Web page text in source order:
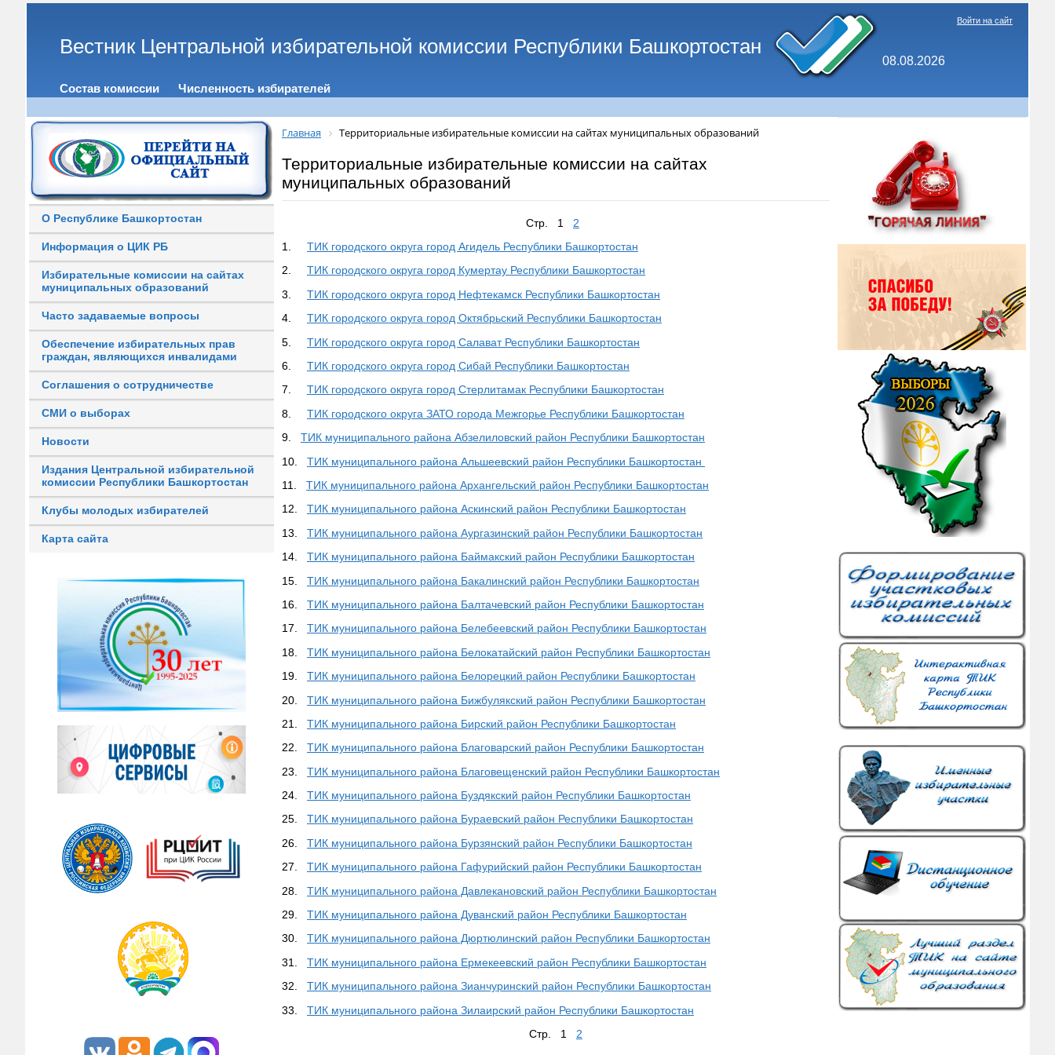
Вестник Центральной избирательной комиссии Республики Башкортостан
08.08.2026
Войти на сайт
Состав комиссии Численность избирателей
О Республике Башкортостан
Информация о ЦИК РБ
Избирательные комиссии на сайтах
муниципальных образований
Часто задаваемые вопросы
Обеспечение избирательных прав
граждан, являющихся инвалидами
Соглашения о сотрудничестве
СМИ о выборах
Новости
Издания Центральной избирательной
комиссии Республики Башкортостан
Клубы молодых избирателей
Карта сайта
Главная Территориальные избирательные комиссии на сайтах муниципальных образований
Территориальные избирательные комиссии на сайтах
муниципальных образований
Стр. 1 2
1. ТИК городского округа город Агидель Республики Башкортостан
2. ТИК городского округа город Кумертау Республики Башкортостан
3. ТИК городского округа город Нефтекамск Республики Башкортостан
4. ТИК городского округа город Октябрьский Республики Башкортостан
5. ТИК городского округа город Салават Республики Башкортостан
6. ТИК городского округа город Сибай Республики Башкортостан
7. ТИК городского округа город Стерлитамак Республики Башкортостан
8. ТИК городского округа ЗАТО города Межгорье Республики Башкортостан
9. ТИК муниципального района Абзелиловский район Республики Башкортостан
10. ТИК муниципального района Альшеевский район Республики Башкортостан
11. ТИК муниципального района Архангельский район Республики Башкортостан
12. ТИК муниципального района Аскинский район Республики Башкортостан
13. ТИК муниципального района Аургазинский район Республики Башкортостан
14. ТИК муниципального района Баймакский район Республики Башкортостан
15. ТИК муниципального района Бакалинский район Республики Башкортостан
16. ТИК муниципального района Балтачевский район Республики Башкортостан
17. ТИК муниципального района Белебеевский район Республики Башкортостан
18. ТИК муниципального района Белокатайский район Республики Башкортостан
19. ТИК муниципального района Белорецкий район Республики Башкортостан
20. ТИК муниципального района Бижбулякский район Республики Башкортостан
21. ТИК муниципального района Бирский район Республики Башкортостан
22. ТИК муниципального района Благоварский район Республики Башкортостан
23. ТИК муниципального района Благовещенский район Республики Башкортостан
24. ТИК муниципального района Буздякский район Республики Башкортостан
25. ТИК муниципального района Бураевский район Республики Башкортостан
26. ТИК муниципального района Бурзянский район Республики Башкортостан
27. ТИК муниципального района Гафурийский район Республики Башкортостан
28. ТИК муниципального района Давлекановский район Республики Башкортостан
29. ТИК муниципального района Дуванский район Республики Башкортостан
30. ТИК муниципального района Дюртюлинский район Республики Башкортостан
31. ТИК муниципального района Ермекеевский район Республики Башкортостан
32. ТИК муниципального района Зианчуринский район Республики Башкортостан
33. ТИК муниципального района Зилаирский район Республики Башкортостан
Стр. 1 2